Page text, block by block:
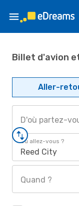
Billet d'avion
Aller-
D'où partez-
Où allez-vous ?
Reed City
Quand ?